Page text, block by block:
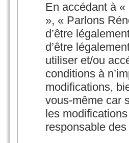
En accédant à
», « Parlons
d’être
d’être
utiliser et/ou
conditions à
modifications,
vous-même car
les
responsable